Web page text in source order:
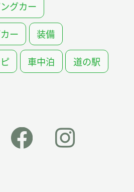
グカー
ー 装備
車中泊 道の駅